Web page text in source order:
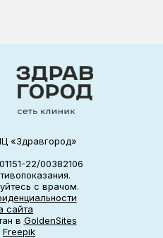
«Здравгород»
22/00382106
с врачом.
сайта
в GoldenSites
Freepik